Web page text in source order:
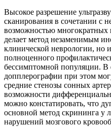
Высокое разрешение
сканирования в сочетании с
возможностью многократных
делает метод незаменимым
клинической неврологии, но
полноценного
бессимптомной популяции. В
допплерографии при этом
средние стенозы сонных
возможности
можно констатировать, что
основной метод скрининга у
нарушений мозгового